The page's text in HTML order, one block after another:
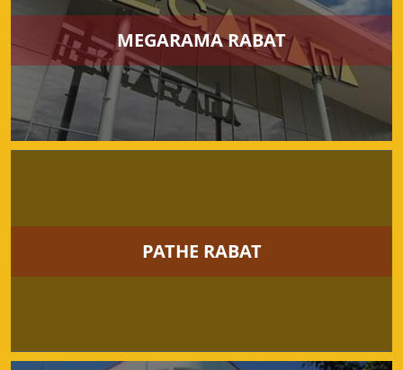
MEGARAMA RABAT
PATHE RABAT